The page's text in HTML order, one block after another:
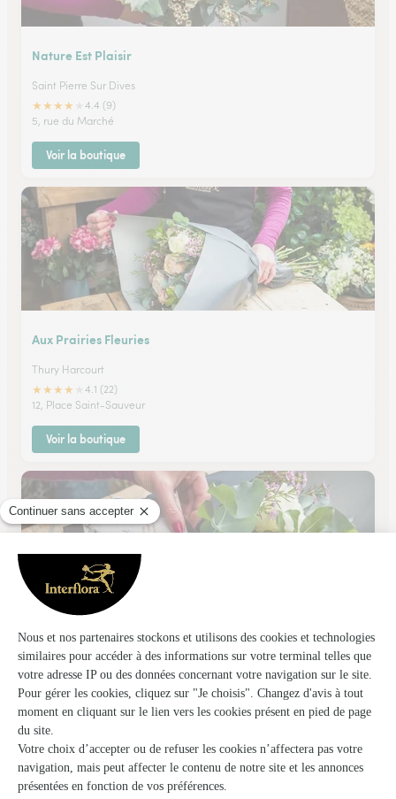
Nature Est Plaisir
Saint Pierre Sur Dives
★★★★
4.4 (9)
5, rue du Marché
Voir la boutique
Aux Prairies Fleuries
Thury Harcourt
★★★★
4.1 (22)
12, Place Saint-Sauveur
Voir la boutique
Conde Sur Noireau
15, rue du Vieux Chateau
Voir la boutique